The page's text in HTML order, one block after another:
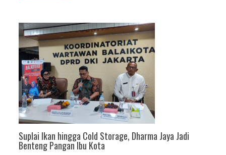
Suplai Ikan hingga Cold Storage, Dharma Jaya Jadi
Benteng Pangan Ibu Kota